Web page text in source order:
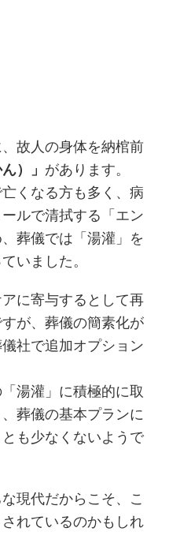
故人の身体を納棺前
）」 があります。
くなる方も多く、病
ルで清拭する「エン
葬儀では「湯灌」を
いました。
に寄与するとして再
が、葬儀の簡素化が
社で追加オプション
湯灌」に積極的に取
葬儀の基本プランに
とも少なくないようで
現代だからこそ、こ
れているのかもしれ